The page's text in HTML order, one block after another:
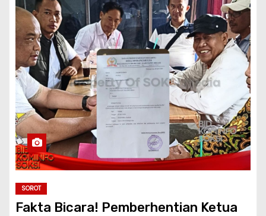
SOROT
Fakta Bicara! Pemberhentian Ketua